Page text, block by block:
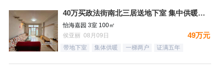
40万买政法街南北三居送地下室 集中供暖税费低
怡海嘉园 3室 100㎡
侯亚丽 08月09日
49万元
带地下室 集体供暖 一梯两户 证满五年